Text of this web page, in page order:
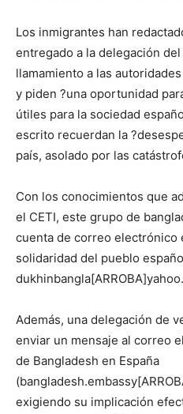
Los inmigrantes han
entregado a la delegación
llamamiento a las
y piden ?una oportunidad
útiles para la sociedad
escrito recuerdan la
país, asolado por las
Con los conocimientos que
el CETI, este grupo de
cuenta de correo electrónico
solidaridad del pueblo
Además, una delegación de
enviar un mensaje al correo
de Bangladesh en España
exigiendo su implicación